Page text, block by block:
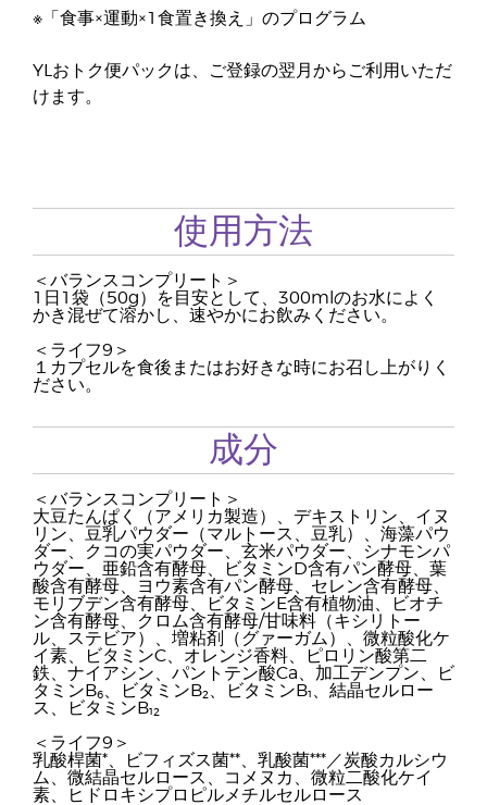
※「食事×運動×1食置き換え」のプログラム
YLおトク便パックは、ご登録の翌月からご利用いただ
けます。
使用方法
＜バランスコンプリート＞
1日1袋（50g）を目安として、300mlのお水によく
かき混ぜて溶かし、速やかにお飲みください。
＜ライフ9＞
１カプセルを食後またはお好きな時にお召し上がりく
ださい。
成分
＜バランスコンプリート＞
大豆たんぱく（アメリカ製造）、デキストリン、イヌ
リン、豆乳パウダー（マルトース、豆乳）、海藻パウ
ダー、クコの実パウダー、玄米パウダー、シナモンパ
ウダー、亜鉛含有酵母、ビタミンD含有パン酵母、葉
酸含有酵母、ヨウ素含有パン酵母、セレン含有酵母、
モリブデン含有酵母、ビタミンE含有植物油、ビオチ
ン含有酵母、クロム含有酵母/甘味料（キシリトー
ル、ステビア）、増粘剤（グァーガム）、微粒酸化ケ
イ素、ビタミンC、オレンジ香料、ピロリン酸第二
鉄、ナイアシン、パントテン酸Ca、加工デンプン、ビ
タミンB₆、ビタミンB₂、ビタミンB₁、結晶セルロー
ス、ビタミンB₁₂
＜ライフ9＞
乳酸桿菌*、ビフィズス菌**、乳酸菌***／炭酸カルシウ
ム、微結晶セルロース、コメヌカ、微粒二酸化ケイ
素、ヒドロキシプロピルメチルセルロース